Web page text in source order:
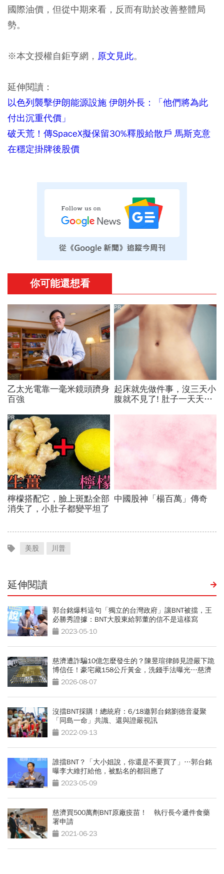
國際油價，但從中期來看，反而有助於改善整體局
勢。
※本文授權自鉅亨網， 原文見此。
延伸閱讀：
以色列襲擊伊朗能源設施 伊朗外長：「他們將為此
付出沉重代價」
破天荒！傳SpaceX擬保留30%釋股給散戶 馬斯克意
在穩定掛牌後股價
美股 川普
延伸閱讀
郭台銘爆料這句「獨立的台灣政府」讓BNT被擋，王
必勝秀證據：BNT大股東給郭董的信不是這樣寫
2023-05-10
慈濟遭詐騙10億怎麼發生的？陳昱瑄律師見證嚴下跪
博信任！豪宅藏158公斤黃金，洗錢手法曝光…慈濟
回應了
2026-08-07
沒擋BNT採購！總統府：6/18邀郭台銘劉德音凝聚
「同島一命」共識、還與證嚴視訊
2022-09-13
誰擋BNT？「大小姐說，你還是不要買了」…郭台銘
曝李大維打給他，被點名的都回應了
2023-05-09
慈濟買500萬劑BNT原廠疫苗！ 執行長今遞件食藥
署申請
2021-06-23